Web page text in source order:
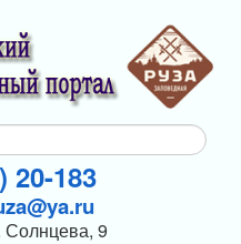
20-183
Солнцева, 9